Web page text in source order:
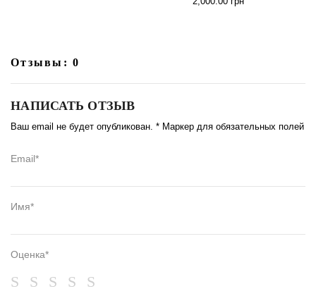
Отзывы: 0
НАПИСАТЬ ОТЗЫВ
Ваш email не будет опубликован. * Маркер для обязательных полей
Email*
Имя*
Оценка*